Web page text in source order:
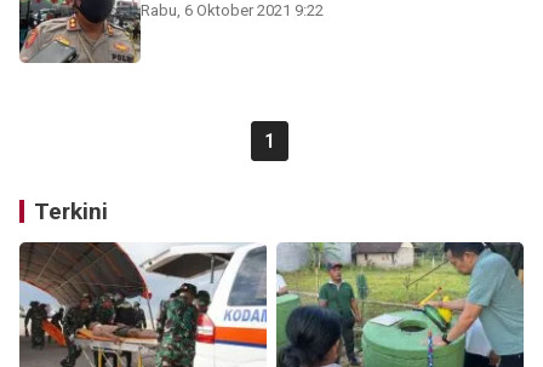
Rabu, 6 Oktober 2021 9:22
1
Terkini